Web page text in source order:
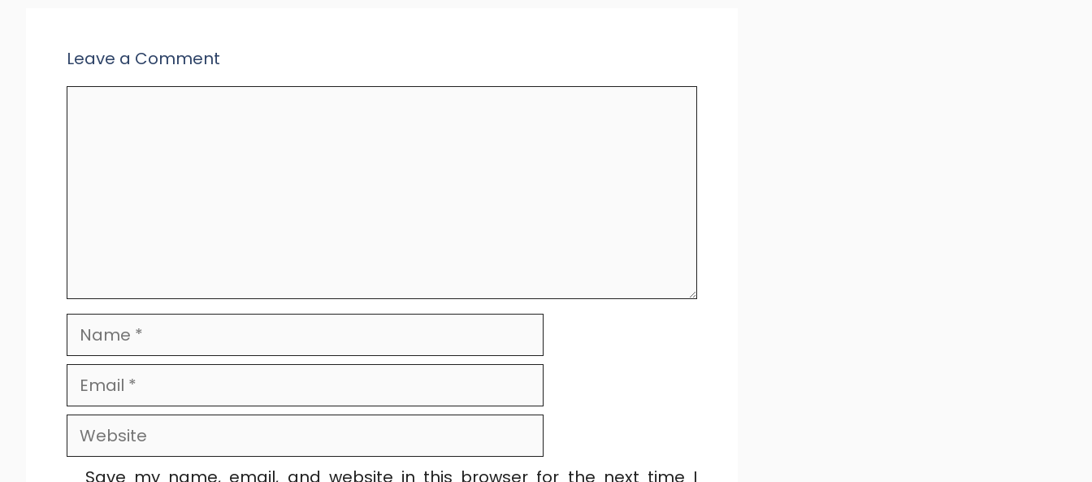
Leave a Comment
Name
Email
Website
Save my name, email, and website in this browser for the next time I